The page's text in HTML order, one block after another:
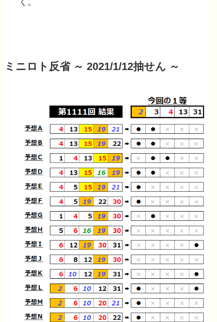
ミニロト反省 ～ 2021/1/12抽せん ～